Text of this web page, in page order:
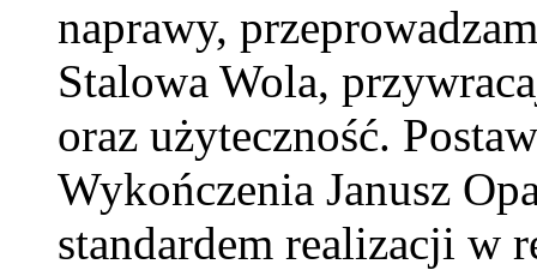
naprawy,
Stalowa Wola,
oraz użyteczność.
Wykończenia Janusz
standardem realizacji w